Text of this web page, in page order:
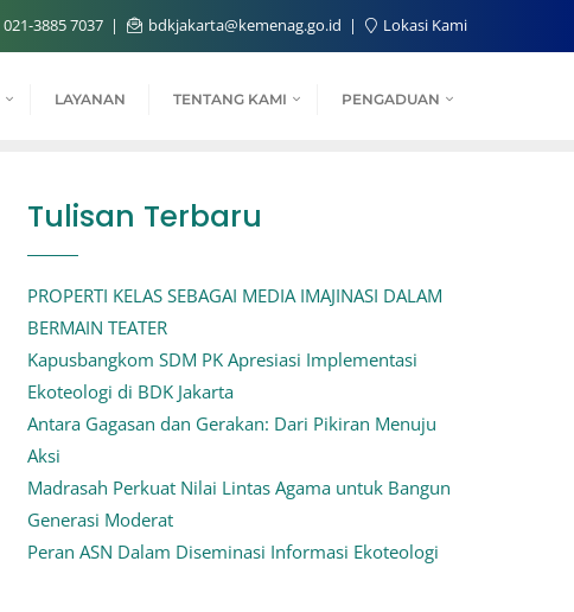
021-3885 7037 bdkjakarta@kemenag.go.id Lokasi Kami
LAYANAN TENTANG KAMI PENGADUAN
Tulisan Terbaru
PROPERTI KELAS SEBAGAI MEDIA IMAJINASI DALAM
BERMAIN TEATER
Kapusbangkom SDM PK Apresiasi Implementasi
Ekoteologi di BDK Jakarta
Antara Gagasan dan Gerakan: Dari Pikiran Menuju
Aksi
Madrasah Perkuat Nilai Lintas Agama untuk Bangun
Generasi Moderat
Peran ASN Dalam Diseminasi Informasi Ekoteologi